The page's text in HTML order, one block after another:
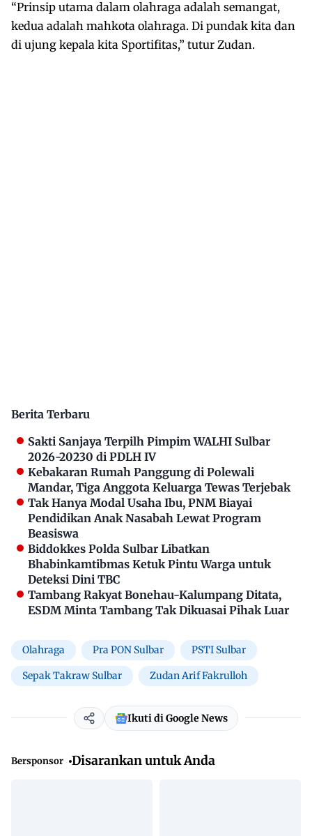
“Prinsip utama dalam olahraga adalah semangat,
kedua adalah mahkota olahraga. Di pundak kita dan
di ujung kepala kita Sportifitas,” tutur Zudan.
Berita Terbaru
Sakti Sanjaya Terpilh Pimpim WALHI Sulbar
2026-20230 di PDLH IV
Kebakaran Rumah Panggung di Polewali
Mandar, Tiga Anggota Keluarga Tewas Terjebak
Tak Hanya Modal Usaha Ibu, PNM Biayai
Pendidikan Anak Nasabah Lewat Program
Beasiswa
Biddokkes Polda Sulbar Libatkan
Bhabinkamtibmas Ketuk Pintu Warga untuk
Deteksi Dini TBC
Tambang Rakyat Bonehau-Kalumpang Ditata,
ESDM Minta Tambang Tak Dikuasai Pihak Luar
Olahraga Pra PON Sulbar PSTI Sulbar
Sepak Takraw Sulbar Zudan Arif Fakrulloh
Ikuti di Google News
Bersponsor Disarankan untuk Anda